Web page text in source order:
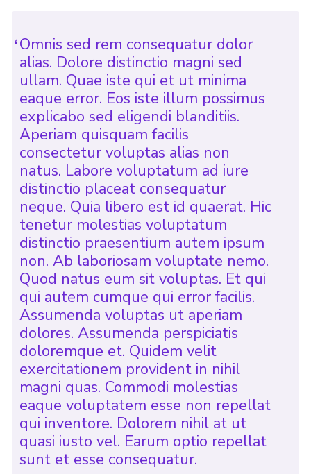
Omnis sed rem consequatur dolor
alias. Dolore distinctio magni sed
ullam. Quae iste qui et ut minima
eaque error. Eos iste illum possimus
explicabo sed eligendi blanditiis.
Aperiam quisquam facilis
consectetur voluptas alias non
natus. Labore voluptatum ad iure
distinctio placeat consequatur
neque. Quia libero est id quaerat. Hic
tenetur molestias voluptatum
distinctio praesentium autem ipsum
non. Ab laboriosam voluptate nemo.
Quod natus eum sit voluptas. Et qui
qui autem cumque qui error facilis.
Assumenda voluptas ut aperiam
dolores. Assumenda perspiciatis
doloremque et. Quidem velit
exercitationem provident in nihil
magni quas. Commodi molestias
eaque voluptatem esse non repellat
qui inventore. Dolorem nihil at ut
quasi iusto vel. Earum optio repellat
sunt et esse consequatur.